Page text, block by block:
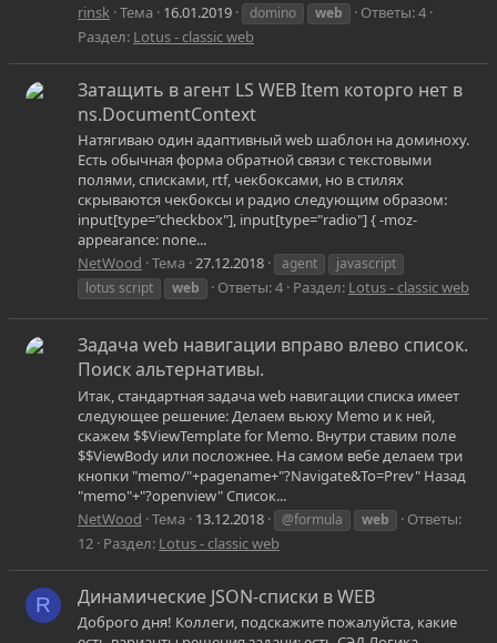
rinsk Тема 16.01.2019 domino web
Ответы: 4
Раздел: Lotus - classic web
Затащить в агент LS WEB Item которго нет в
ns.DocumentContext
Натягиваю один адаптивный web шаблон на доминоху.
Есть обычная форма обратной связи с текстовыми
полями, списками, rtf, чекбоксами, но в стилях
скрываются чекбоксы и радио следующим образом:
input[type="checkbox"], input[type="radio"] { -moz-
appearance: none...
NetWood Тема 27.12.2018 agent
javascript
lotus script
web Ответы: 4 Раздел: Lotus - classic web
Задача web навигации вправо влево список.
Поиск альтернативы.
Итак, стандартная задача web навигации списка имеет
следующее решение: Делаем вьюху Memo и к ней,
скажем $$ViewTemplate for Memo. Внутри ставим поле
$$ViewBody или посложнее. На самом вебе делаем три
кнопки "memo/"+pagename+"?Navigate&To=Prev" Назад
"memo"+"?openview" Список...
NetWood Тема 13.12.2018 @formula web
Ответы:
12 Раздел: Lotus - classic web
R Динамические JSON-списки в WEB
Доброго дня! Коллеги, подскажите пожалуйста, какие